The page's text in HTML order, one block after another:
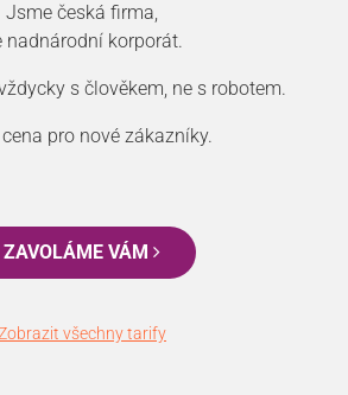
Jsme česká firma,
nadnárodní korporát.
s člověkem, ne s robotem.
pro nové zákazníky.
ZAVOLÁME VÁM
všechny tarify